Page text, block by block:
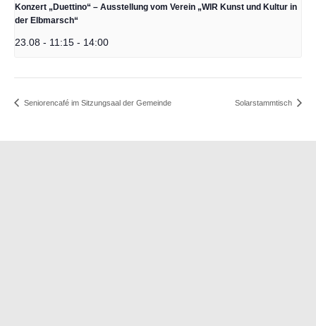
Konzert „Duettino“ – Ausstellung vom Verein „WIR Kunst und Kultur in
der Elbmarsch“
23.08 - 11:15 - 14:00
Seniorencafé im Sitzungsaal der Gemeinde Solarstammtisch